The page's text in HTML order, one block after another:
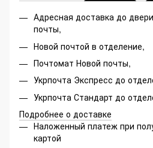
Адресная доставка до
почты,
Новой почтой в отделение,
Почтомат Новой почты,
Укрпочта Экспресс до
Укрпочта Стандарт до
Подробнее о доставке
Наложенный платеж при
картой